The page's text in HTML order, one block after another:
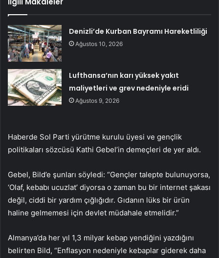
Denizli’de Kurban Bayramı Hareketliliği
Ağustos 10, 2026
Lufthansa’nın karı yüksek yakıt
maliyetleri ve grev nedeniyle eridi
Ağustos 9, 2026
Haberde Sol Parti yürütme kurulu üyesi ve gençlik
politikaları sözcüsü Kathi Gebel’in demeçleri de yer aldı.
Gebel, Bild’e şunları söyledi: “Gençler talepte bulunuyorsa,
‘Olaf, kebabı ucuzlat’ diyorsa o zaman bu bir internet şakası
değil, ciddi bir yardım çığlığıdır. Gıdanın lüks bir ürün
haline gelmemesi için devlet müdahale etmelidir.”
Almanya’da her yıl 1,3 milyar kebap yendiğini yazdığını
belirten Bild, “Enflasyon nedeniyle kebaplar giderek daha